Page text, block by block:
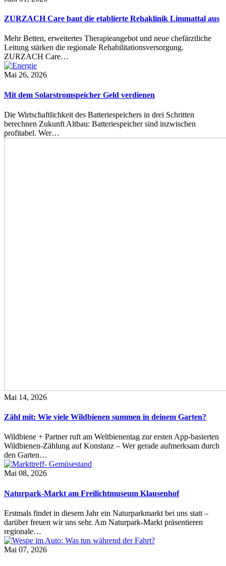
ZURZACH Care baut die etablierte Rehaklinik Limmattal aus
Mehr Betten, erweitertes Therapieangebot und neue chefärztliche
Leitung stärken die regionale Rehabilitationsversorgung.
ZURZACH Care…
Mai 26, 2026
Mit dem Solarstromspeicher Geld verdienen
Die Wirtschaftlichkeit des Batteriespeichers in drei Schritten
berechnen Zukunft Altbau: Batteriespeicher sind inzwischen
profitabel. Wer…
Mai 14, 2026
Zähl mit: Wie viele Wildbienen summen in deinem Garten?
Wildbiene + Partner ruft am Weltbienentag zur ersten App-basierten
Wildbienen-Zählung auf Konstanz – Wer gerade aufmerksam durch
den Garten…
Mai 08, 2026
Naturpark-Markt am Freilichtmuseum Klausenhof
Erstmals findet in diesem Jahr ein Naturparkmarkt bei uns statt –
darüber freuen wir uns sehr. Am Naturpark-Markt präsentieren
regionale…
Mai 07, 2026